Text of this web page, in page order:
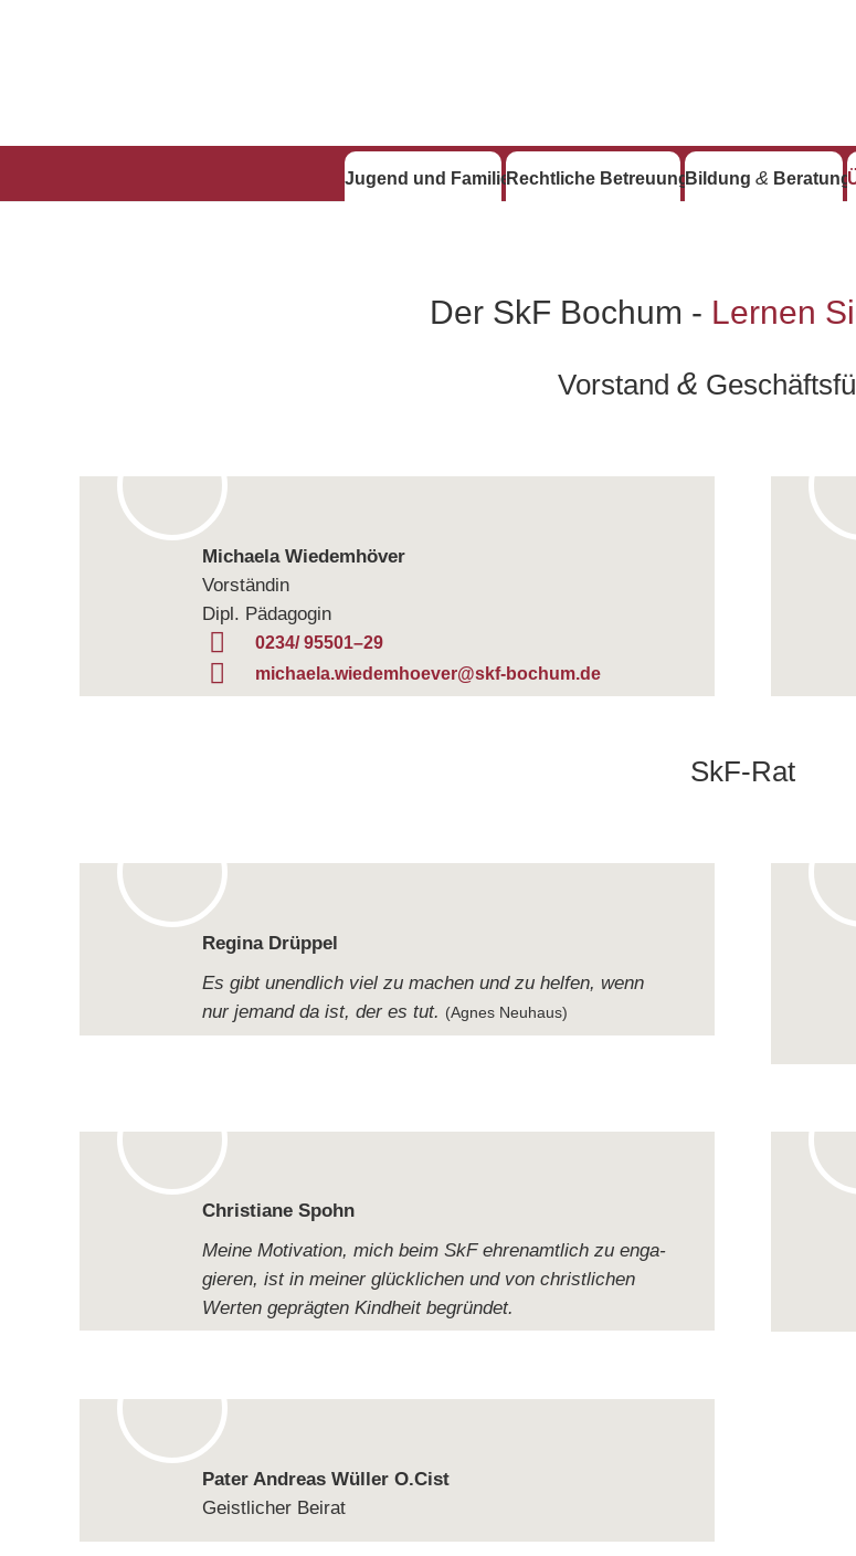
Jugend und FamilieRecht­li­che BetreuungBil­dung & Beratung
Der SkF Bochum - Ler­nen
Vor­stand &
Michaela Wie­dem­hö­ver
Vorständin
Dipl. Pädagogin
0234/ 95501–29
michaela.wiedemhoever@skf-bochum.de
SkF-Rat
Regina Drüp­pel
Es gibt unend­lich viel zu machen und zu hel­fen, wenn
nur jemand da ist, der es tut. (Agnes Neu­haus)
Chris­tiane Spohn
Meine Moti­va­tion, mich beim SkF ehren­amt­lich zu enga­
gie­ren, ist in mei­ner glück­li­chen und von christ­li­chen
Wer­ten gepräg­ten Kind­heit begründet.
Pater Andreas Wül­ler O.Cist
Geist­li­cher Beirat